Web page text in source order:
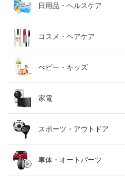
カーパーツ KATSUNOKI国際
オートウイング
趣味職人
Ｙ・ＭＴ
iRoom
エフシーエル HID・LEDの専門店
カーメイト 公式オンラインストア
アールエス
シャイニングパーツ（カー用品）
ワールドセレクト楽天市場店
メンズファッション
キッズファッション
ベビーファッション
インナー・下着・ナイトウ
バッグ・小物・ブランド雑
靴
食品
スイーツ・お菓子
水・ソフトドリンク
ビール・洋酒
ワイン
日本酒・焼酎
日用品・ヘルスケア
日用品雑貨・文房具・手芸
ダイエット・健康
医薬品・コンタクト・介護
コスメ・ヘアケア
美容・コスメ・香水
べビー・キッズ
キッズ・ベビー・マタニテ
おもちゃ
家電
家電
TV・オーディオ・カメラ
スポーツ・アウトドア
スポーツ・アウトドア
車体・オートパーツ